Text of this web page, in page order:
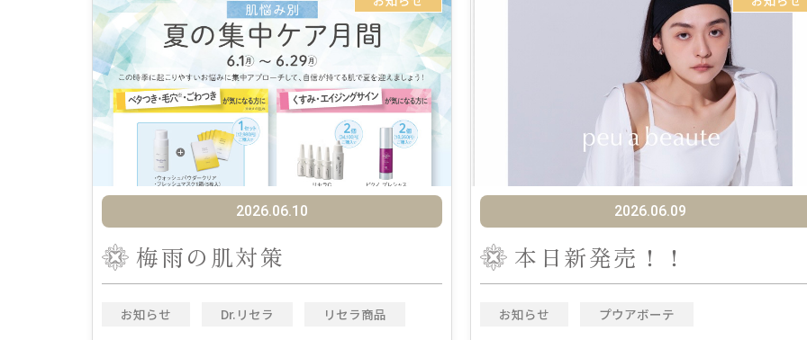
2026.06.10
梅雨の肌対策
お知らせ Dr.リセラ リセラ商品
2026.06.09
本日新発売！！
お知らせ プウアボーテ